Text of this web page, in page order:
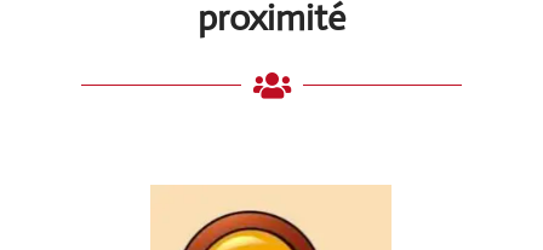
proximité
